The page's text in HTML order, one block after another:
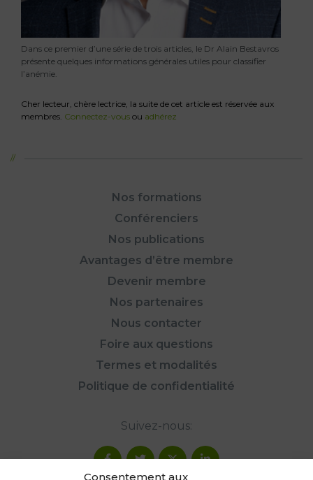
Consentement aux
Dans ce premier d’une série de trois articles, le Dr Alain Bestavros
présente quelques informations générales utiles pour classifier
l’anémie.
Cher lecteur, chère lectrice, la suite de cet article est réservée aux
membres. Connectez-vous ou adhérez
Nos formations
Conférenciers
Nos publications
Avantages d’être membre
Devenir membre
Nos partenaires
Nous contacter
Foire aux questions
Termes et modalités
Politique de confidentialité
Suivez-nous: